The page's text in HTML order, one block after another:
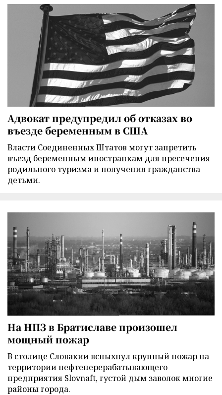
Адвокат предупредил об отказах во
въезде беременным в США
Власти Соединенных Штатов могут запретить
въезд беременным иностранкам для пресечения
родильного туризма и получения гражданства
детьми.
На НПЗ в Братиславе произошел
мощный пожар
В столице Словакии вспыхнул крупный пожар на
территории нефтеперерабатывающего
предприятия Slovnaft, густой дым заволок многие
районы города.